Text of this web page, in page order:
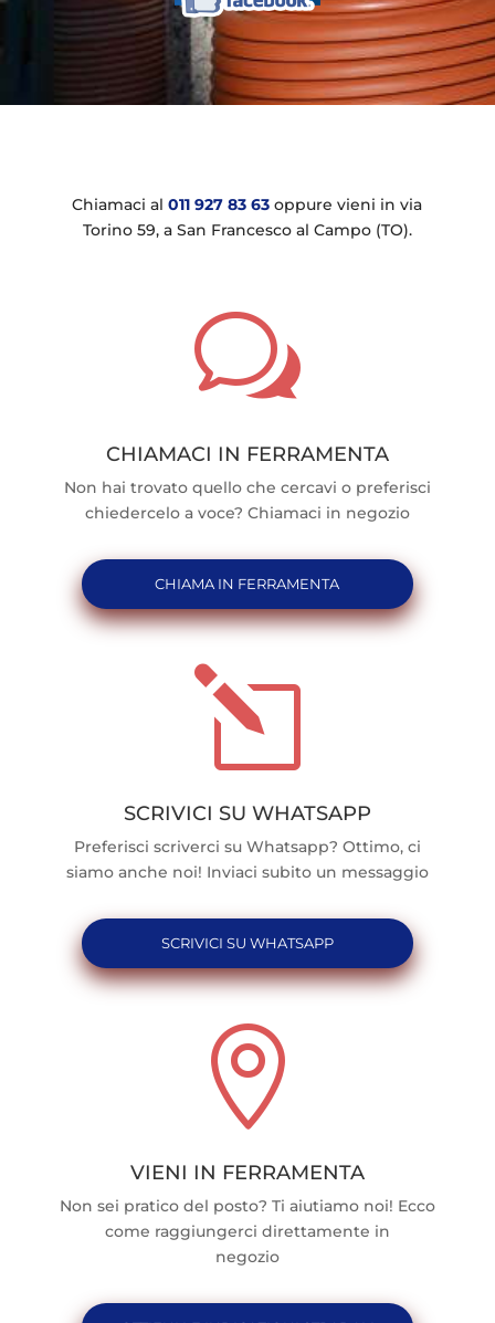
Chiamaci al011 927 83 63 oppure vieni in via
Torino 59, a San Francesco al Campo (TO).
w
CHIAMACI IN FERRAMENTA
Non hai trovato quello che cercavi o preferisci
chiedercelo a voce? Chiamaci in negozio
CHIAMA IN FERRAMENTA
l
SCRIVICI SU WHATSAPP
Preferisci scriverci su Whatsapp? Ottimo, ci
siamo anche noi! Inviaci subito un messaggio
SCRIVICI SU WHATSAPP

VIENI IN FERRAMENTA
Non sei pratico del posto? Ti aiutiamo noi! Ecco
come raggiungerci direttamente in
negozio